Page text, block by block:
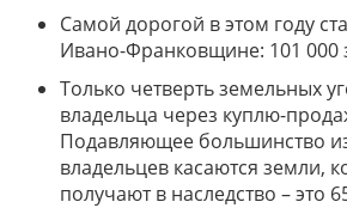
Самой дорогой в этом году
Ивано-Франковщине: 101 000
Только четверть земельных
владельца через куплю-
Подавляющее большинство
владельцев касаются земли,
получают в наследство – это